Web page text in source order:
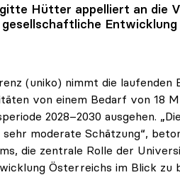
Hütter appelliert an die
Entwicklung
(uniko) nimmt die laufenden
von einem Bedarf von 18
2028–2030 ausgehen.
sehr moderate Schätzung“,
die zentrale Rolle der
Österreichs im Blick zu